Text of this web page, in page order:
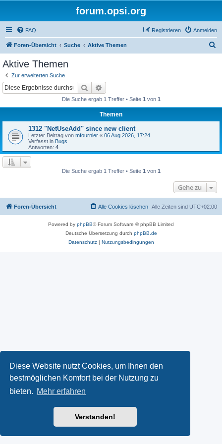
Diese Website nutzt Cookies, um Ihnen den
bestmöglichen Komfort bei der Nutzung zu
bieten. Mehr erfahren
Verstanden!
forum.opsi.org
FAQ Anmelden
Registrieren
Foren-Übersicht Suche Aktive Themen
Aktive Themen
Zur erweiterten Suche
Suche
Die Suche ergab 1 Treffer • Seite 1 von 1
Themen
1312 "NetUseAdd" since new client
Letzter Beitrag von mfournier « 06 Aug 2026, 17:24
Verfasst in Bugs
Antworten: 4
Die Suche ergab 1 Treffer • Seite 1 von 1
Gehe zu
Foren-Übersicht Alle Zeiten sind UTC+02:00
Alle Cookies löschen
Powered by phpBB® Forum Software © phpBB Limited
Deutsche Übersetzung durch phpBB.de
Datenschutz| Nutzungsbedingungen